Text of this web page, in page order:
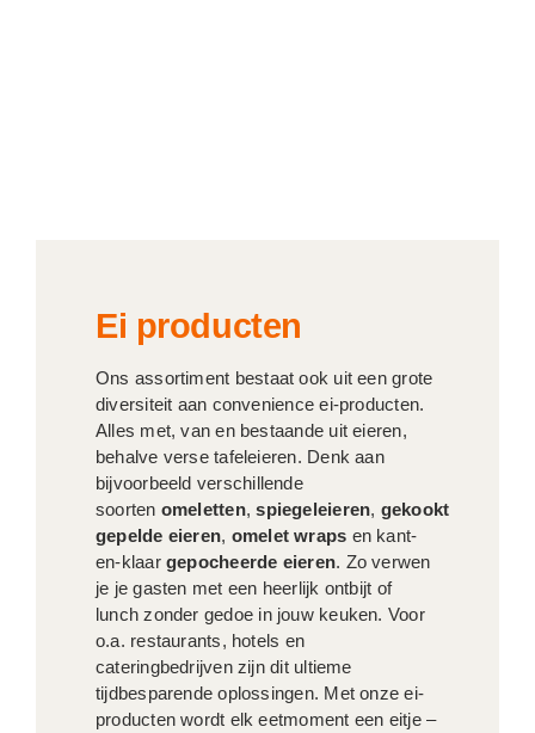
Ei producten
Ons assortiment bestaat ook uit een grote
diversiteit aan convenience ei-producten.
Alles met, van en bestaande uit eieren,
behalve verse tafeleieren. Denk aan
bijvoorbeeld verschillende
soorten omeletten,spiegeleieren, gekookt
gepelde eieren, omelet wraps en kant-
en-klaargepocheerde eieren. Zo verwen
je je gasten met een heerlijk ontbijt of
lunch zonder gedoe in jouw keuken. Voor
o.a. restaurants, hotels en
cateringbedrijven zijn dit ultieme
tijdbesparende oplossingen. Met onze ei-
producten wordt elk eetmoment een eitje –